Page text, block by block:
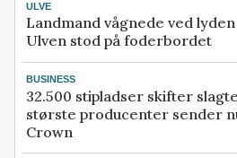
ULVE
Landmand vågnede ved
Ulven stod på foderbordet
BUSINESS
32.500 stipladser skifter
største producenter sender
Crown